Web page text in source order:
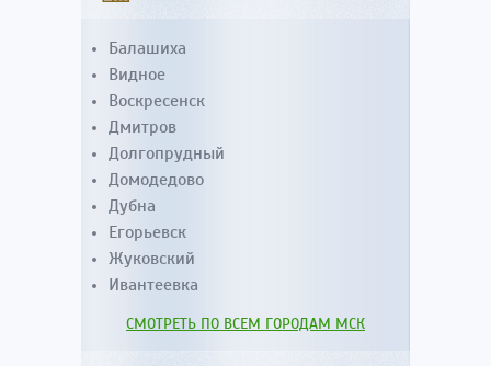
Балашиха
Видное
Воскресенск
Дмитров
Долгопрудный
Домодедово
Дубна
Егорьевск
Жуковский
Ивантеевка
СМОТРЕТЬ ПО ВСЕМ ГОРОДАМ МСК